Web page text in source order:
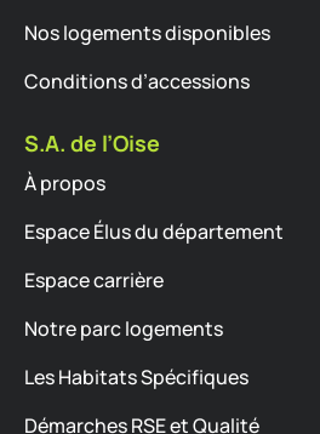
Nos logements disponibles
Conditions d’accessions
S.A. de l’Oise
À propos
Espace Élus du département
Espace carrière
Notre parc logements
Les Habitats Spécifiques
Démarches RSE et Qualité